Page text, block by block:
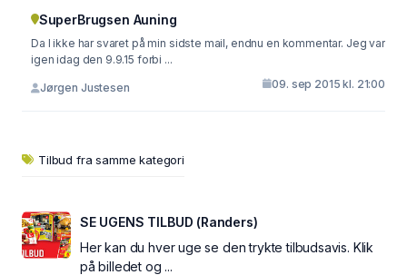
SuperBrugsen Auning
Da I ikke har svaret på min sidste mail, endnu en kommentar. Jeg var
igen idag den 9.9.15 forbi ...
Jørgen Justesen 09. sep 2015 kl. 21:00
Tilbud fra samme kategori
SE UGENS TILBUD (Randers)
Her kan du hver uge se den trykte tilbudsavis. Klik
på billedet og ...